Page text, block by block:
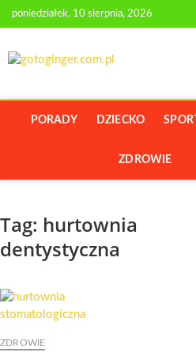
to
poniedziałek, 10 sierpnia, 2026
PORADY DZIECKO SPORT
ZDROWIE
Tag: hurtownia
dentystyczna
ZDROWIE